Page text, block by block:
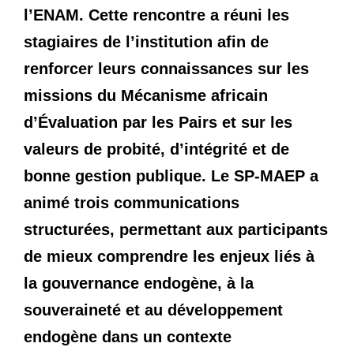
l’ENAM. Cette rencontre a réuni les
stagiaires de l’institution afin de
renforcer leurs connaissances sur les
missions du Mécanisme africain
d’Évaluation par les Pairs et sur les
valeurs de probité, d’intégrité et de
bonne gestion publique. Le SP-MAEP a
animé trois communications
structurées, permettant aux participants
de mieux comprendre les enjeux liés à
la gouvernance endogène, à la
souveraineté et au développement
endogène dans un contexte